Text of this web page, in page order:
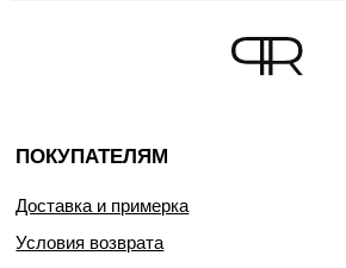
ПОКУПАТЕЛЯМ
Доставка и примерка
Условия возврата